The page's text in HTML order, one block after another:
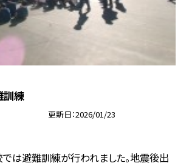
訓練
更新日 2026/01/23
は避難訓練が行われました。地震後出